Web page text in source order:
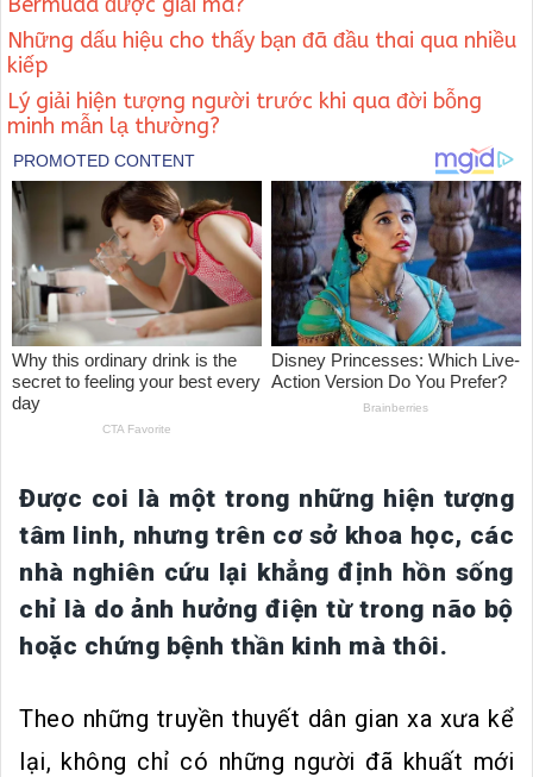
Những dấu hiệu cho thấy bạn đã đầu thai qua nhiều
kiếp
Lý giải hiện tượng người trước khi qua đời bỗng
minh mẫn lạ thường?
Được coi là một trong những hiện tượng
tâm linh, nhưng trên cơ sở khoa học, các
nhà nghiên cứu lại khẳng định hồn sống
chỉ là do ảnh hưởng điện từ trong não bộ
hoặc chứng bệnh thần kinh mà thôi.
Theo những truyền thuyết dân gian xa xưa kể
lại, không chỉ có những người đã khuất mới